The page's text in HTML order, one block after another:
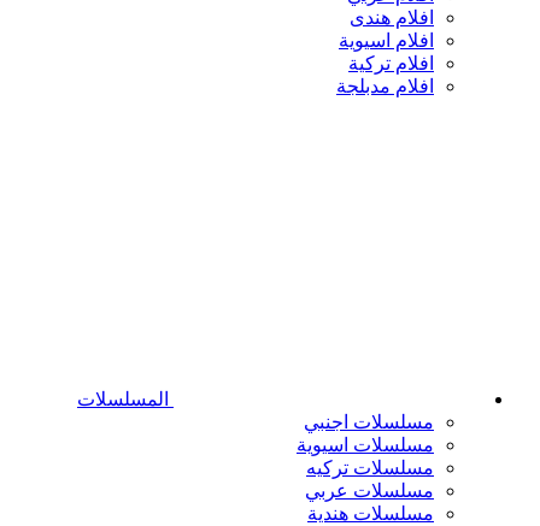
افلام هندى
افلام اسيوية
افلام تركية
افلام مدبلجة
المسلسلات
مسلسلات اجنبي
مسلسلات اسيوية
مسلسلات تركيه
مسلسلات عربي
مسلسلات هندية